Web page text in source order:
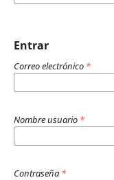
Entrar
Correo electrónico *
Nombre usuario *
Contraseña *